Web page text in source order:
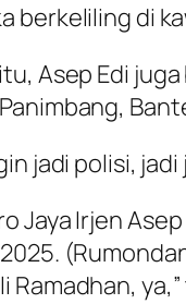
berkeliling di
Asep Edi
jadi polisi,
Jaya Irjen
Ramadhan,